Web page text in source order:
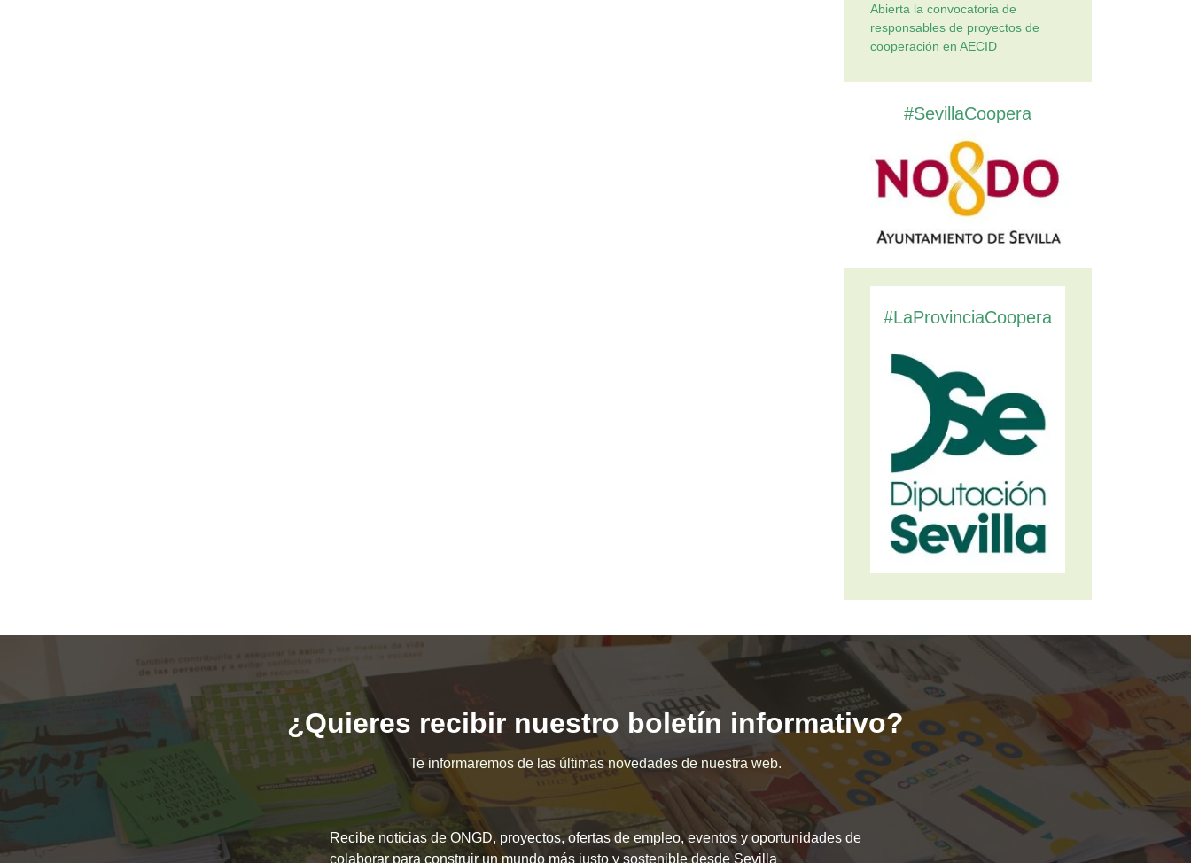
Abierta la convocatoria de
responsables de proyectos de
cooperación en AECID
#SevillaCoopera
#LaProvinciaCoopera
¿Quieres recibir nuestro boletín informativo?
Te informaremos de las últimas novedades de nuestra web.
Recibe noticias de ONGD, proyectos, ofertas de empleo, eventos y oportunidades de
colaborar para construir un mundo más justo y sostenible desde Sevilla